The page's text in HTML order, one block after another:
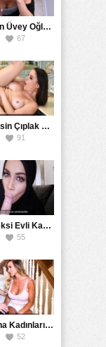
Siki Ağrıyan Üvey Oğlunu Ağzına Boşaltarak İyileştirdi
67
Üvey Annesin Çıplak Resimlerini Çekerken Amcığa Geldi
91
Türbanlı Seksi Evli Kadın Sevgilisini Gizlice Tatmin Etti
55
Üvey Oğluna Kadınları Etkileyen Sikişi Bedeniyle Öğretti
52